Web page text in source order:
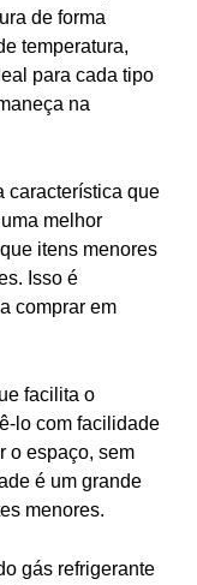
de forma
temperatura,
para cada tipo
na
característica que
melhor
itens menores
Isso é
comprar em
facilita o
lo com facilidade
o espaço, sem
é um grande
menores.
gás refrigerante